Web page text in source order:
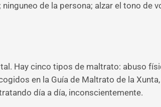
de la persona; alzar el tono de
Hay cinco tipos de maltrato: abuso
en la Guía de Maltrato de la
día a día, inconscientemente.